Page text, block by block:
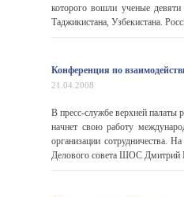
которого вошли ученые
Таджикистана, Узбекистана.
Конференция по
21.04.2008
В пресс-службе верхней палаты
начнет свою работу
организации сотрудничества.
Делового совета ШОС Дмитрий